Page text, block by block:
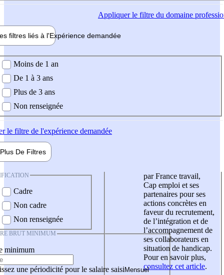
Appliquerle filtre du domaine
filtres liés à l'Expérience demandée
demandée
Moins de 1 an
De 1 à 3 ans
Plus de 3 ans
Non renseignée
le filtre de l'expérience demandée
Plus De Filtres
Cadre
Non cadre
Non renseignée
BRUT MINIMUM
minimum
une périodicité pour le salaire saisi
par France travail,
Cap emploi et ses
partenaires pour ses
actions concrètes en
faveur du recrutement,
de l’intégration et de
l’accompagnement de
ses collaborateurs en
situation de handicap.
Pour en savoir plus,
consultez cet article.